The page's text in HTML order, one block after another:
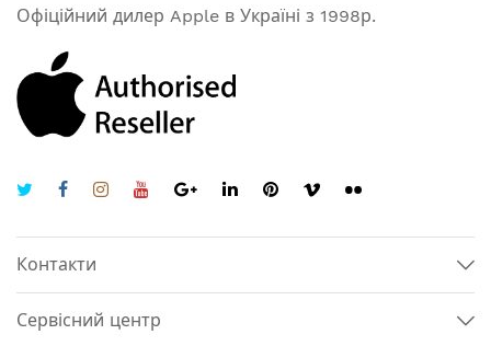
Офіційний дилер Apple в Україні з 1998р.
Контакти
Сервісний центр